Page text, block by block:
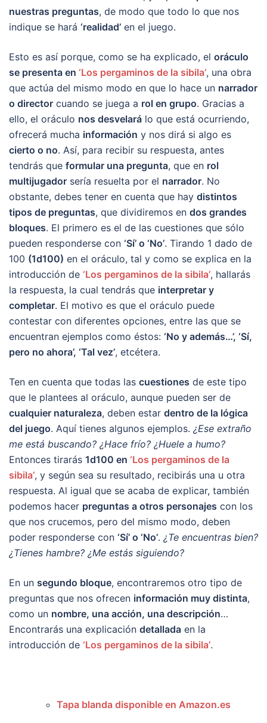
nuestras preguntas, de modo que todo lo que nos
indique se hará ‘realidad’ en el juego.
Esto es así porque, como se ha explicado, el oráculo
se presenta en ‘Los pergaminos de la sibila’, una obra
que actúa del mismo modo en que lo hace un narrador
o director cuando se juega a rol en grupo. Gracias a
ello, el oráculo nos desvelará lo que está ocurriendo,
ofrecerá mucha información y nos dirá si algo es
cierto o no. Así, para recibir su respuesta, antes
tendrás que formular una pregunta, que en rol
multijugador sería resuelta por el narrador. No
obstante, debes tener en cuenta que hay distintos
tipos de preguntas, que dividiremos en dos grandes
bloques. El primero es el de las cuestiones que sólo
pueden responderse con ‘Sí’ o ‘No’. Tirando 1 dado de
100 (1d100) en el oráculo, tal y como se explica en la
introducción de ‘Los pergaminos de la sibila’, hallarás
la respuesta, la cual tendrás que interpretar y
completar. El motivo es que el oráculo puede
contestar con diferentes opciones, entre las que se
encuentran ejemplos como éstos: ‘No y además…’, ‘Sí,
pero no ahora’, ‘Tal vez’, etcétera.
Ten en cuenta que todas las cuestiones de este tipo
que le plantees al oráculo, aunque pueden ser de
cualquier naturaleza, deben estar dentro de la lógica
del juego. Aquí tienes algunos ejemplos. ¿Ese extraño
me está buscando? ¿Hace frío? ¿Huele a humo?
Entonces tirarás 1d100 en ‘Los pergaminos de la
sibila’, y según sea su resultado, recibirás una u otra
respuesta. Al igual que se acaba de explicar, también
podemos hacer preguntas a otros personajes con los
que nos crucemos, pero del mismo modo, deben
poder responderse con ‘Sí’ o ‘No’. ¿Te encuentras bien?
¿Tienes hambre? ¿Me estás siguiendo?
En un segundo bloque, encontraremos otro tipo de
preguntas que nos ofrecen información muy distinta,
como un nombre, una acción, una descripción…
Encontrarás una explicación detallada en la
introducción de ‘Los pergaminos de la sibila’.
Tapa blanda disponible en Amazon.es